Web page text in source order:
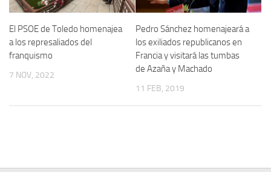
Informe de la fosa de abril de 1939 de Tembleque
Enciclopedia Republicana
Militantes históricos IR
Personajes republicanos
El PSOE de Toledo homenajea
a los represaliados del
franquismo
7 NOV, 2022
Pedro Sánchez homenajeará a
los exiliados republicanos en
Francia y visitará las tumbas
de Azaña y Machado
11 FEB, 2019